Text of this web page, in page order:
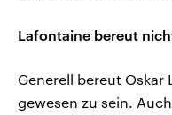
Lafontaine bereut
Generell bereut
gewesen zu sein.